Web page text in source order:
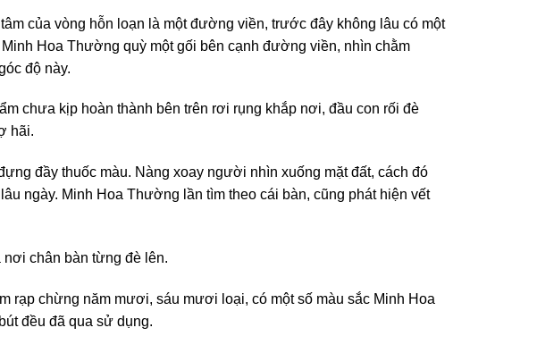
của vòng hỗn loạn là một đường viền, trước đây không lâu có một
Hoa Thường quỳ một gối bên cạnh đường viền, nhìn chằm
độ này.
chưa kịp hoàn thành bên trên rơi rụng khắp nơi, đầu con rối đè
hãi.
đầy thuốc màu. Nàng xoay người nhìn xuống mặt đất, cách đó
ngày. Minh Hoa Thường lần tìm theo cái bàn, cũng phát hiện vết
nơi chân bàn từng đè lên.
rạp chừng năm mươi, sáu mươi loại, có một số màu sắc Minh Hoa
đều đã qua sử dụng.